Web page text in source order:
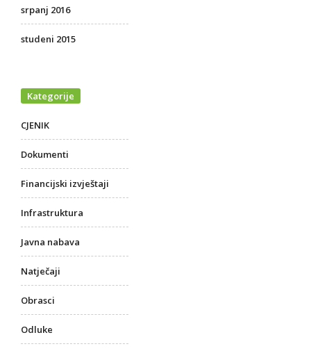
srpanj 2016
studeni 2015
Kategorije
CJENIK
Dokumenti
Financijski izvještaji
Infrastruktura
Javna nabava
Natječaji
Obrasci
Odluke